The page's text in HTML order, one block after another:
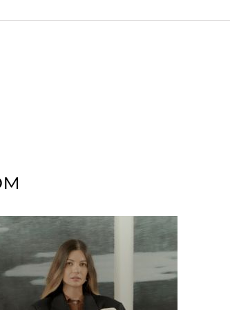
V-образный вырез на спине. Деталь в
с длинными рукавами.